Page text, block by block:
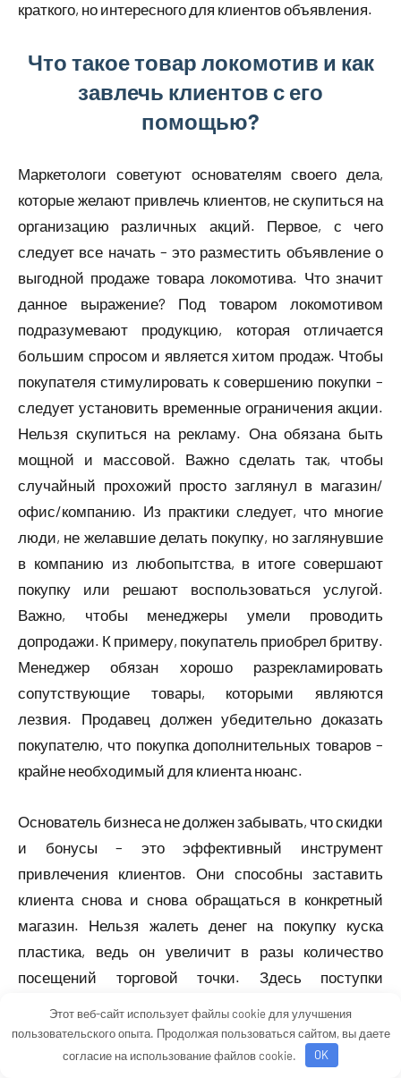
краткого, но интересного для клиентов объявления.
Что такое товар локомотив и как
завлечь клиентов с его
помощью?
Маркетологи советуют основателям своего дела,
которые желают привлечь клиентов, не скупиться на
организацию различных акций. Первое, с чего
следует все начать – это разместить объявление о
выгодной продаже товара локомотива. Что значит
данное выражение? Под товаром локомотивом
подразумевают продукцию, которая отличается
большим спросом и является хитом продаж. Чтобы
покупателя стимулировать к совершению покупки –
следует установить временные ограничения акции.
Нельзя скупиться на рекламу. Она обязана быть
мощной и массовой. Важно сделать так, чтобы
случайный прохожий просто заглянул в магазин/
офис/компанию. Из практики следует, что многие
люди, не желавшие делать покупку, но заглянувшие
в компанию из любопытства, в итоге совершают
покупку или решают воспользоваться услугой.
Важно, чтобы менеджеры умели проводить
допродажи. К примеру, покупатель приобрел бритву.
Менеджер обязан хорошо разрекламировать
сопутствующие товары, которыми являются
лезвия. Продавец должен убедительно доказать
покупателю, что покупка дополнительных товаров –
крайне необходимый для клиента нюанс.
Основатель бизнеса не должен забывать, что скидки
и бонусы – это эффективный инструмент
привлечения клиентов. Они способны заставить
клиента снова и снова обращаться в конкретный
магазин. Нельзя жалеть денег на покупку куска
пластика, ведь он увеличит в разы количество
посещений торговой точки. Здесь поступки
Многие владельцы своего бизнеса сначала
Этот веб-сайт использует файлы cookie для улучшения
пользовательского опыта. Продолжая пользоваться сайтом, вы даете
согласие на использование файлов cookie.
OK